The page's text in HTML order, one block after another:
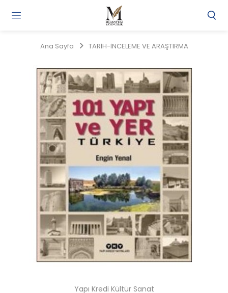
Ana Sayfa TARİH-İNCELEME VE ARAŞTIRMA
Yapı Kredi Kültür Sanat